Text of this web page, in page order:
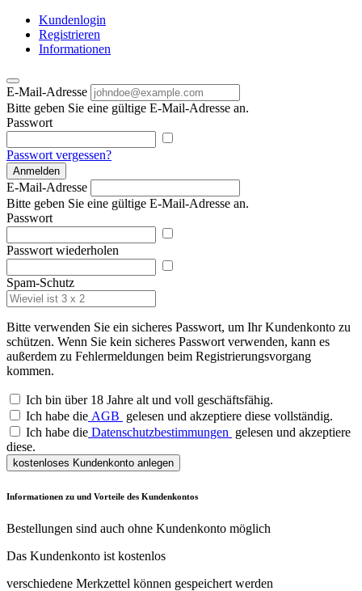
Kundenlogin
Registrieren
Informationen
E-Mail-Adresse
Bitte geben Sie eine gültige E-Mail-Adresse an.
Passwort
Passwort vergessen?
Anmelden
E-Mail-Adresse
Bitte geben Sie eine gültige E-Mail-Adresse an.
Passwort
Passwort wiederholen
Spam-Schutz
Bitte verwenden Sie ein sicheres Passwort, um Ihr Kundenkonto zu
schützen. Wenn Sie kein sicheres Passwort verwenden, kann es
außerdem zu Fehlermeldungen beim Registrierungsvorgang
kommen.
Ich bin über 18 Jahre alt und voll geschäftsfähig.
Ich habe die AGB gelesen und akzeptiere diese vollständig.
Ich habe die Datenschutzbestimmungen gelesen und akzeptiere
diese.
kostenloses Kundenkonto anlegen
Informationen zu und Vorteile des Kundenkontos
Bestellungen sind auch ohne Kundenkonto möglich
Das Kundenkonto ist kostenlos
verschiedene Merkzettel können gespeichert werden